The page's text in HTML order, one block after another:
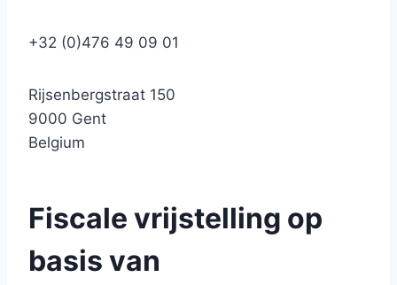
+32 (0)476 49 09 01
Rijsenbergstraat 150
9000 Gent
Belgium
Fiscale vrijstelling op
basis van